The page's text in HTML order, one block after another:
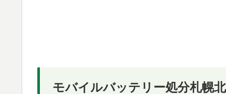
モバイルバッテリー処分札幌